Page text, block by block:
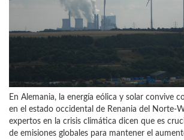
En Alemania, la energía eólica y solar convive
en el estado occidental de Renania del Norte-
expertos en la crisis climática dicen que es
de emisiones globales para mantener el